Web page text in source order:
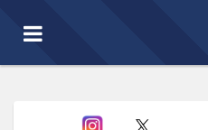
Toggle
navigation